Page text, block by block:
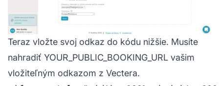
Teraz vložte svoj odkaz do kódu nižšie. Musíte
nahradiť YOUR_PUBLIC_BOOKING_URL vašim
vložiteľným odkazom z Vectera.